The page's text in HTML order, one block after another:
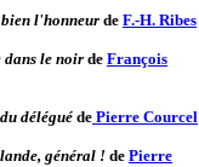
l'honneur de F.-H. Ribes
dans le noirde François
déléguéde Pierre Courcel
général !de Pierre